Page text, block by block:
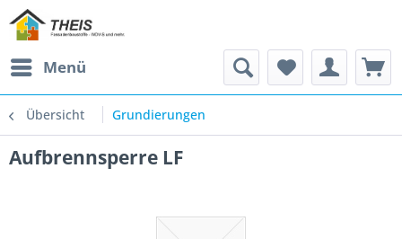
Menü
Übersicht Grundierungen
Aufbrennsperre LF